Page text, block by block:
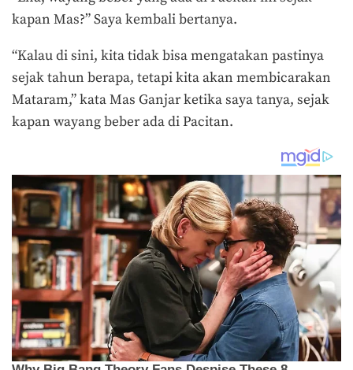
kapan Mas?” Saya kembali bertanya.
“Kalau di sini, kita tidak bisa mengatakan pastinya
sejak tahun berapa, tetapi kita akan membicarakan
Mataram,” kata Mas Ganjar ketika saya tanya, sejak
kapan wayang beber ada di Pacitan.